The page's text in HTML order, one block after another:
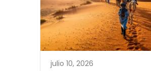
julio 10, 2026